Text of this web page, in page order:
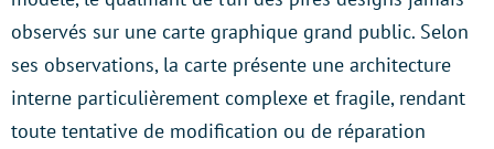
observés sur une carte graphique grand public. Selon
ses observations, la carte présente une architecture
interne particulièrement complexe et fragile, rendant
toute tentative de modification ou de réparation